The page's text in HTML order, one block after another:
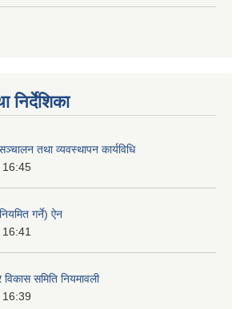
तथा व्यवस्थापन कार्यविधि
गर्ने) ऐन
समिति नियमावली